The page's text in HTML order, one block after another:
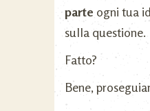
parte ogni tua
sulla questione.
Fatto?
Bene,